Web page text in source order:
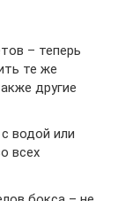
– теперь
те же
другие
водой или
всех